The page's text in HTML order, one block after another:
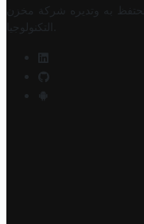
به وتديره
شركة مخزن
التكنولوجيا